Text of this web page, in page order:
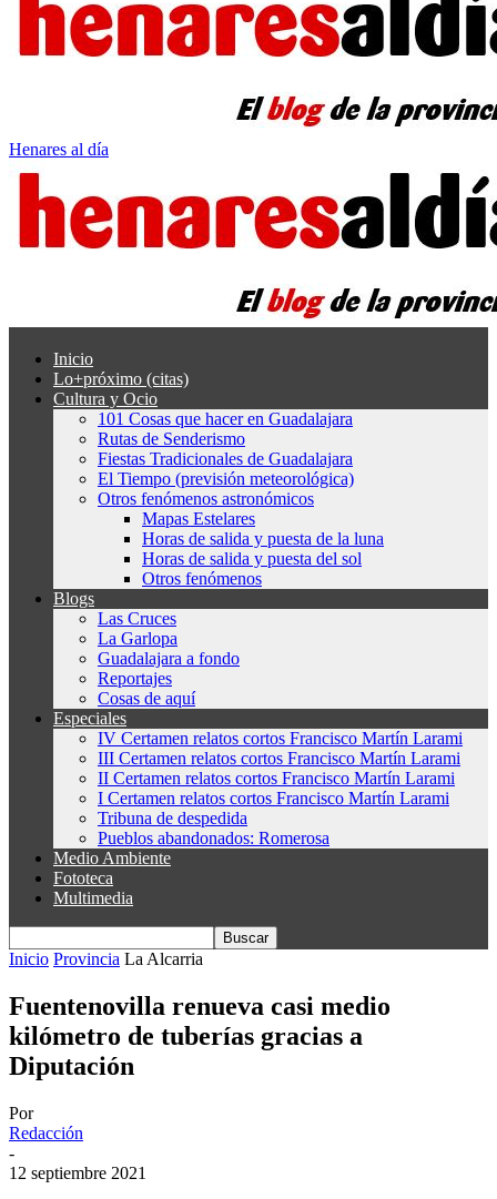
Henares al día
Inicio
Lo+próximo (citas)
Cultura y Ocio
101 Cosas que hacer en Guadalajara
Rutas de Senderismo
Fiestas Tradicionales de Guadalajara
El Tiempo (previsión meteorológica)
Otros fenómenos astronómicos
Mapas Estelares
Horas de salida y puesta de la luna
Horas de salida y puesta del sol
Otros fenómenos
Blogs
Las Cruces
La Garlopa
Guadalajara a fondo
Reportajes
Cosas de aquí
Especiales
IV Certamen relatos cortos Francisco Martín Larami
III Certamen relatos cortos Francisco Martín Larami
II Certamen relatos cortos Francisco Martín Larami
I Certamen relatos cortos Francisco Martín Larami
Tribuna de despedida
Pueblos abandonados: Romerosa
Medio Ambiente
Fototeca
Multimedia
Inicio Provincia La Alcarria
Fuentenovilla renueva casi medio
kilómetro de tuberías gracias a
Diputación
Por
Redacción
-
12 septiembre 2021